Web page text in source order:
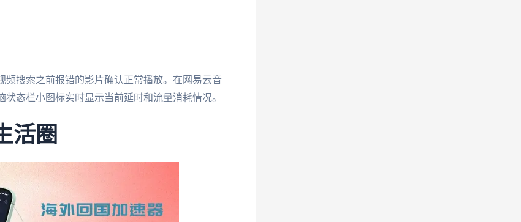
搜索之前报错的影片确认正常播放。在网易云音
态栏小图标实时显示当前延时和流量消耗情况。
活圈